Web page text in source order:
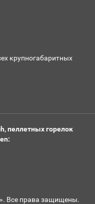
крупногабаритных
пеллетных горелок
Все права защищены.